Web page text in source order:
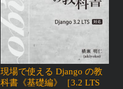
現場で使える Django の教
科書《基礎編》［3.2 LTS